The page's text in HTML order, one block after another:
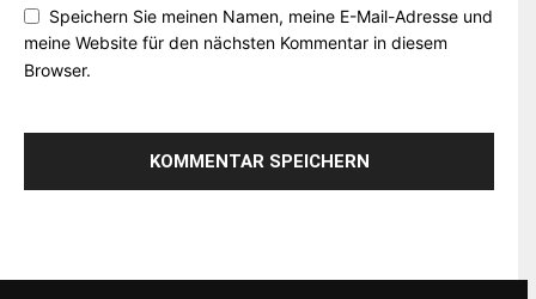
Speichern Sie meinen Namen, meine E-Mail-Adresse und
meine Website für den nächsten Kommentar in diesem
Browser.